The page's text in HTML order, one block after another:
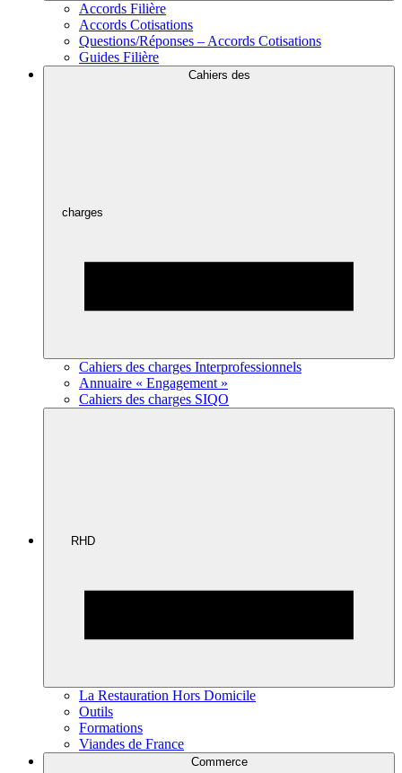
Accords Filière
Accords Cotisations
Questions/Réponses – Accords Cotisations
Guides Filière
Cahiers des
charges
Cahiers des charges Interprofessionnels
Annuaire « Engagement »
Cahiers des charges SIQO
RHD
La Restauration Hors Domicile
Outils
Formations
Viandes de France
Commerce